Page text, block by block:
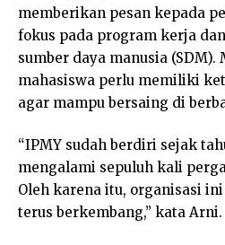
memberikan pesan kepada
fokus pada program kerja
sumber daya manusia (SDM).
mahasiswa perlu memiliki
agar mampu bersaing di
“IPMY sudah berdiri sejak
mengalami sepuluh kali
Oleh karena itu, organisasi
terus berkembang,” kata Arni.